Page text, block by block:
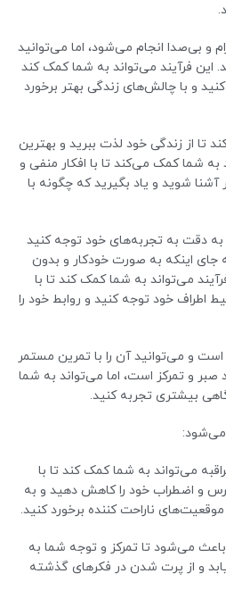
و بی‌صدا انجام می‌شود، اما می‌توانید
این فرآیند می‌تواند به شما کمک کند
و با چالش‌های زندگی بهتر برخورد
تا از زندگی خود لذت ببرید و بهترین
به شما کمک می‌کند تا با افکار منفی و
شوید و یاد بگیرید که چگونه با
دقت به تجربه‌های خود توجه کنید
به جای اینکه به صورت خودکار و بدون
می‌تواند به شما کمک کند تا با
اطراف خود توجه کنید و روابط خود را
و می‌توانید آن را با تمرین مستمر
صبر و تمرکز است، اما می‌تواند به شما
بیشتری تجربه کنید.
می‌شود:
می‌تواند به شما کمک کند تا با
و اضطراب خود را کاهش دهید و به
ناراحت کننده برخورد کنید.
باعث می‌شود تا تمرکز و توجه شما به
و از پرت شدن در فکرهای گذشته